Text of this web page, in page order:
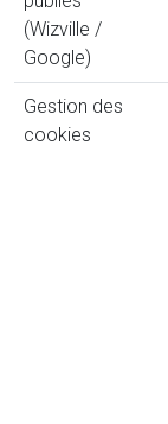
(Wizville /
Google)
Gestion des
cookies